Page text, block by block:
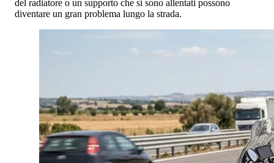
del radiatore o un supporto che si sono allentati possono
diventare un gran problema lungo la strada.